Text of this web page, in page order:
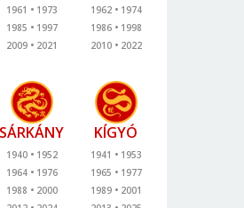
1961
1973
1985
1997
2009
2021
1962
1974
1986
1998
2010
2022
SÁRKÁNY
1940
1952
1964
1976
1988
2000
KÍGYÓ
1941
1953
1965
1977
1989
2001